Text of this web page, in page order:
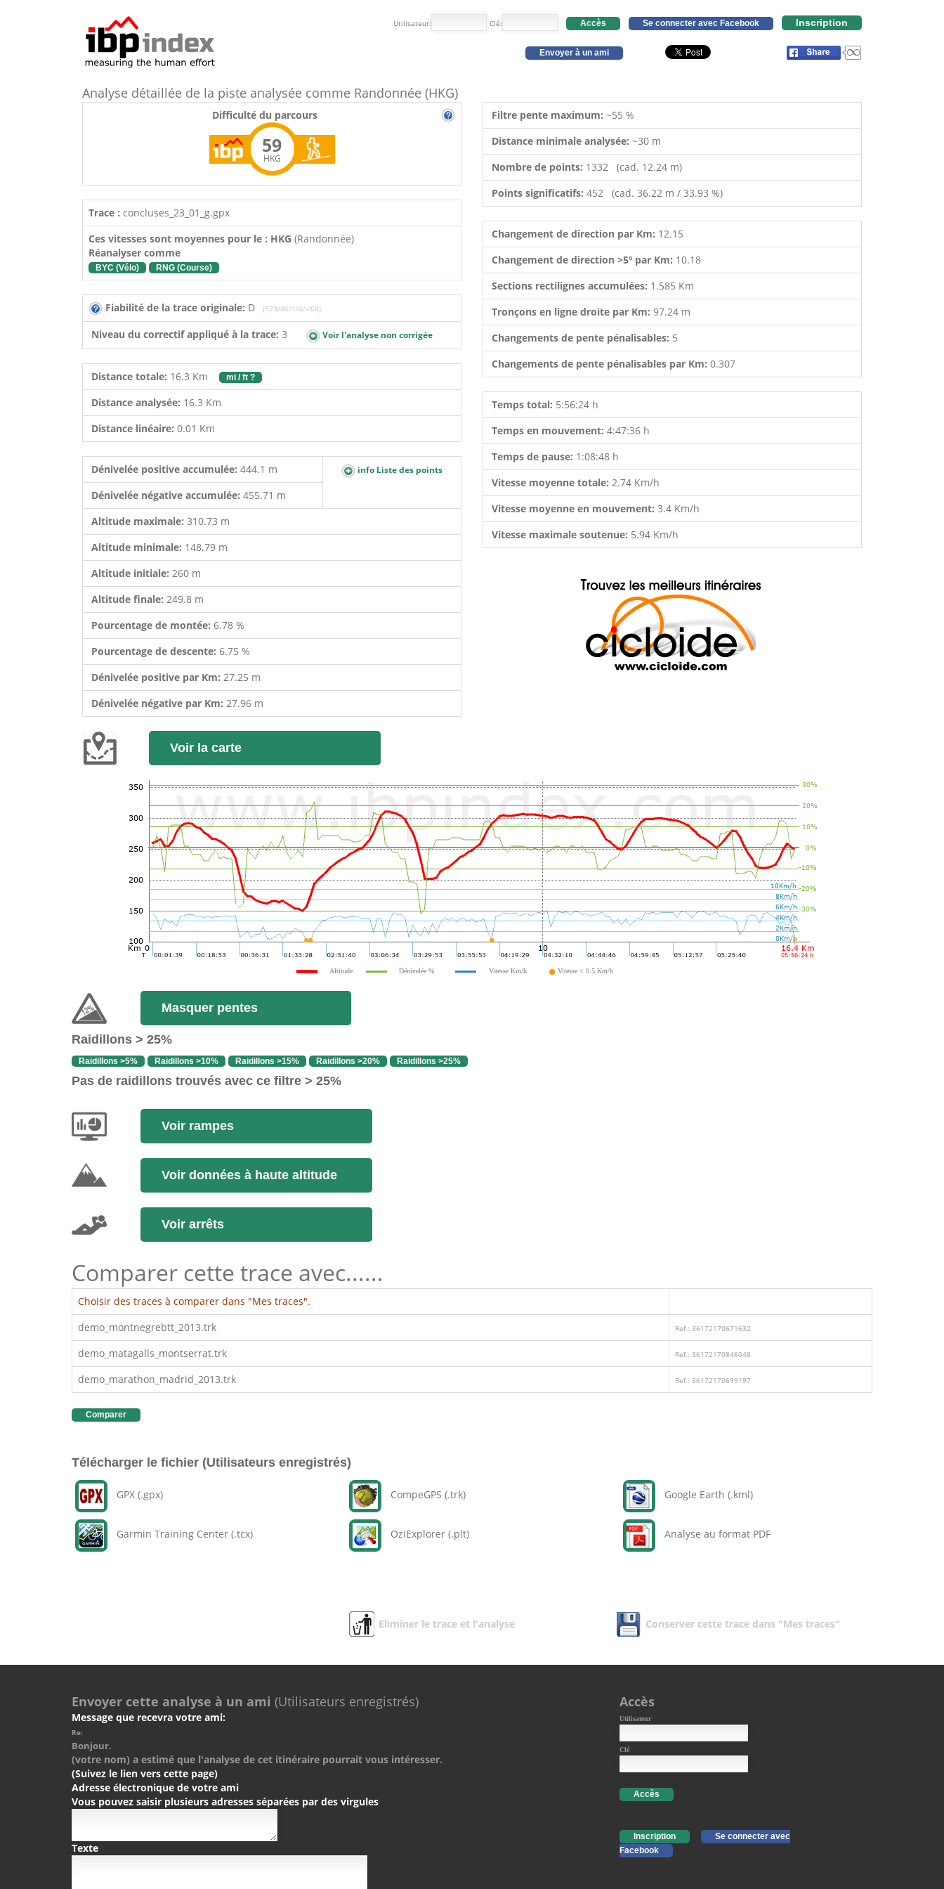
Utilisateur: Clé: Accès Se connecter avec Facebook Inscription
Envoyer à un ami
Analyse détaillée de la piste analysée comme Randonnée (HKG)
Difficulté du parcours
59
HKG
Trace : concluses_23_01_g.gpx
Ces vitesses sont moyennes pour le : HKG (Randonnée)
Réanalyser comme
BYC (Vélo) RNG (Course)
Fiabilité de la trace originale: D (523/46/1/4/-/68)
Niveau du correctif appliqué à la trace: 3 Voir l'analyse non corrigée
Distance totale: 16.3 Km mi / ft ?
Distance analysée: 16.3 Km
Distance linéaire: 0.01 Km
Dénivelée positive accumulée: 444.1 m info Liste des points
Dénivelée négative accumulée: 455.71 m
Altitude maximale: 310.73 m
Altitude minimale: 148.79 m
Altitude initiale: 260 m
Altitude finale: 249.8 m
Pourcentage de montée: 6.78 %
Pourcentage de descente: 6.75 %
Dénivelée positive par Km: 27.25 m
Dénivelée négative par Km: 27.96 m
Filtre pente maximum: ~55 %
Distance minimale analysée: ~30 m
Nombre de points: 1332 (cad. 12.24 m)
Points significatifs: 452 (cad. 36.22 m / 33.93 %)
Changement de direction par Km: 12.15
Changement de direction >5º par Km: 10.18
Sections rectilignes accumulées: 1.585 Km
Tronçons en ligne droite par Km: 97.24 m
Changements de pente pénalisables: 5
Changements de pente pénalisables par Km: 0.307
Temps total: 5:56:24 h
Temps en mouvement: 4:47:36 h
Temps de pause: 1:08:48 h
Vitesse moyenne totale: 2.74 Km/h
Vitesse moyenne en mouvement: 3.4 Km/h
Vitesse maximale soutenue: 5.94 Km/h
Voir la carte
Altitude Dénivelée % Vitesse Km/h Vitesse < 0.5 Km/h
Masquer pentes
Raidillons > 25%
Raidillons >5% Raidillons >10% Raidillons >15% Raidillons >20% Raidillons >25%
Pas de raidillons trouvés avec ce filtre > 25%
Voir rampes
Voir données à haute altitude
Voir arrêts
Comparer cette trace avec......
Choisir des traces à comparer dans "Mes traces".
demo_montnegrebtt_2013.trk
Ref.: 36172170671632
demo_matagalls_montserrat.trk Ref.: 36172170846048
demo_marathon_madrid_2013.trk Ref.: 36172170699197
Comparer
Télécharger le fichier (Utilisateurs enregistrés)
GPX (.gpx)
Garmin Training Center (.tcx)
CompeGPS (.trk)
OziExplorer (.plt)
Google Earth (.kml)
Analyse au format PDF
Eliminer le trace et l'analyse Conserver cette trace dans "Mes traces"
Envoyer cette analyse à un ami (Utilisateurs enregistrés)
Message que recevra votre ami:
Re:
Bonjour.
(votre nom) a estimé que l'analyse de cet itinéraire pourrait vous intéresser.
(Suivez le lien vers cette page)
Adresse électronique de votre ami
Vous pouvez saisir plusieurs adresses séparées par des virgules
Texte
Accès
Utilisateur
Clé
Accès
Inscription
Se connecter avec
Facebook